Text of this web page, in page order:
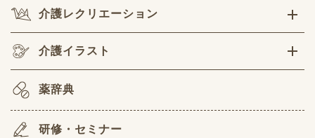
介護レクリエーション
介護イラスト
薬辞典
研修・セミナー